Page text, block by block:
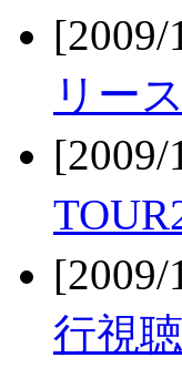
リー
行視